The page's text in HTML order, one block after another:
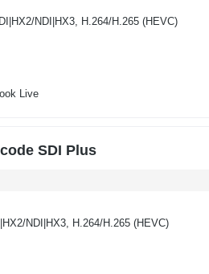
NDI|HX3, H.264/H.265 (HEVC)
Live
SDI Plus
NDI|HX3, H.264/H.265 (HEVC)